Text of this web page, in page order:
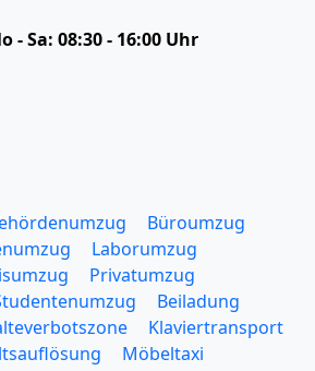
- Sa: 08:30 - 16:00 Uhr
Büroumzug
Laborumzug
Privatumzug
Beiladung
Klaviertransport
Möbeltaxi